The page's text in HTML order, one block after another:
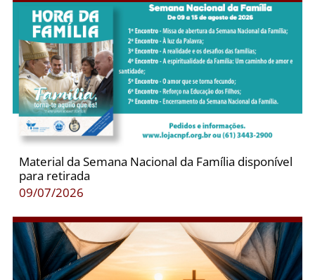
Material da Semana Nacional da Família disponível
para retirada
09/07/2026